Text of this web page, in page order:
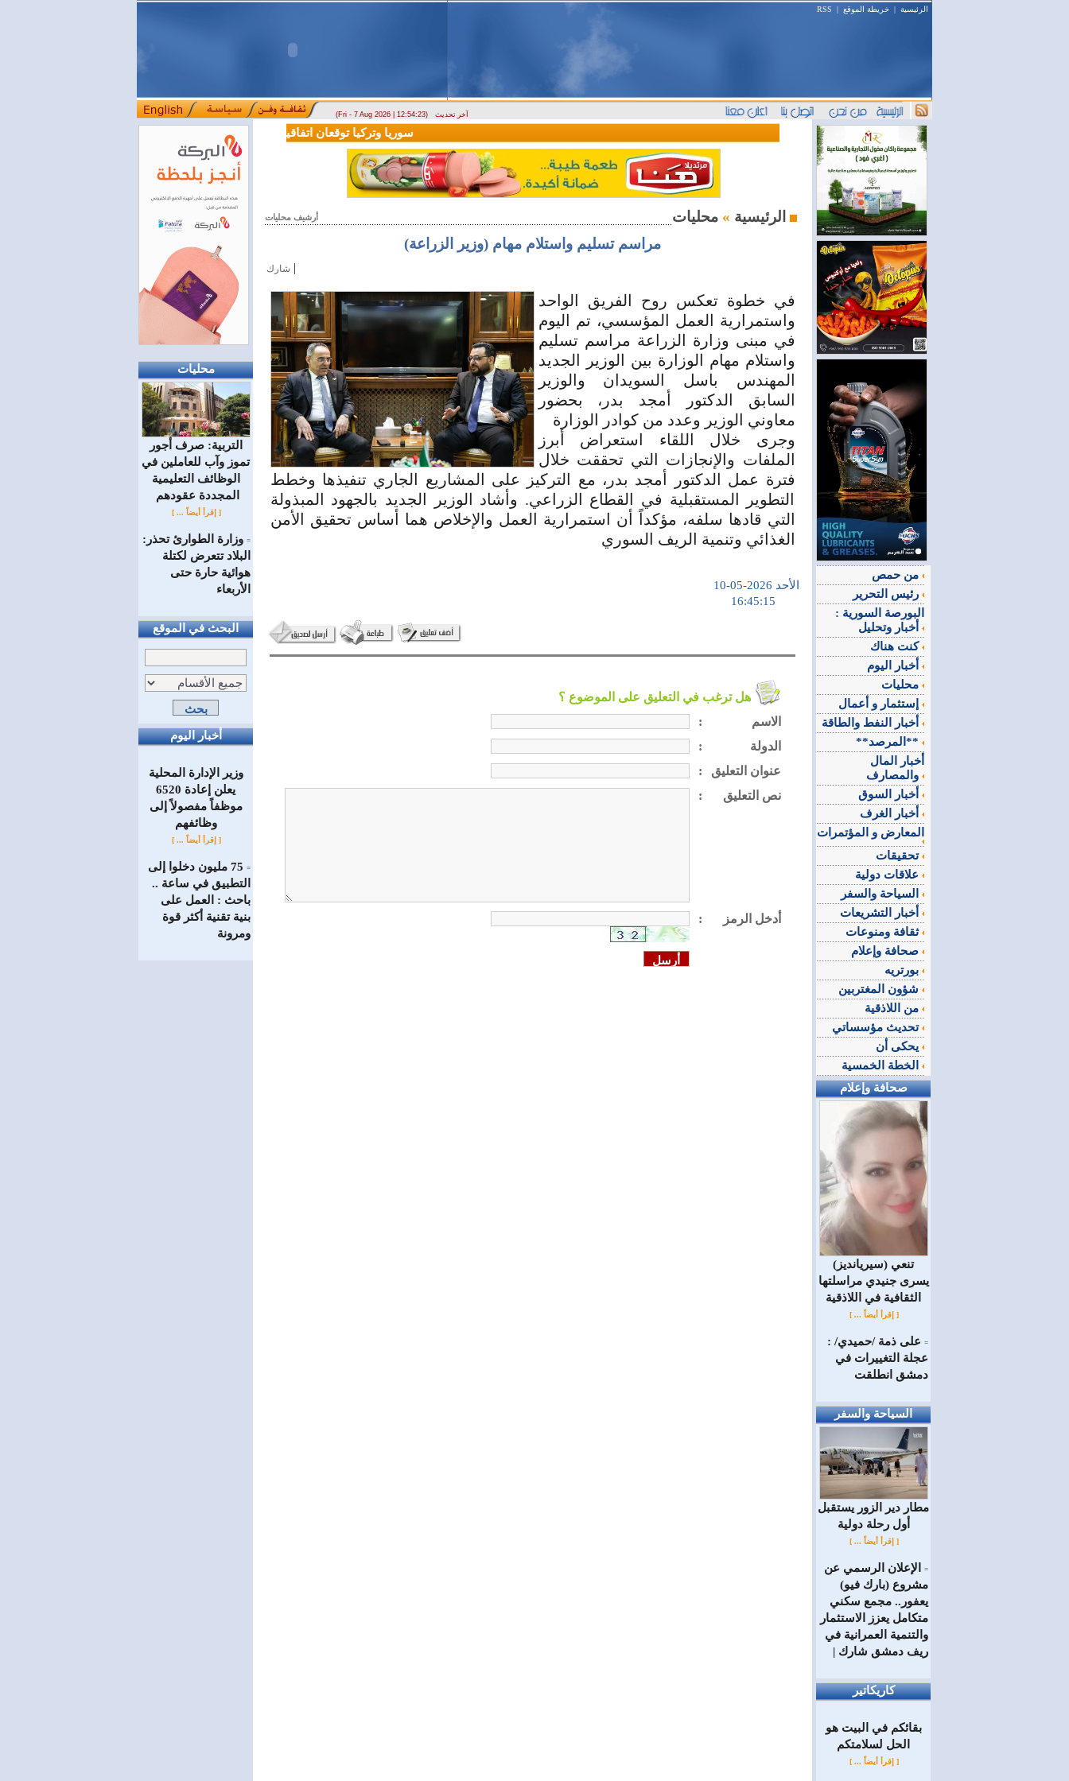
الرئيسية | خريطة الموقع |
RSS
(Fri - 7 Aug 2026 | 12:54:23) آخر تحديث
محليات
التربية: صرف أجور
تموز وآب للعاملين في
الوظائف ‏التعليمية
المجددة عقودهم ‏
[ إقرأ أيضاً ... ]
= وزارة الطوارئ تحذر:
البلاد تتعرض لكتلة
هوائية حارة حتى
الأربعاء
البحث في الموقع
أخبار اليوم
وزير الإدارة المحلية
يعلن إعادة 6520
موظفاً مفصولاً إلى
‏وظائفهم
[ إقرأ أيضاً ... ]
=
75 مليون دخلوا إلى
التطبيق في ساعة ..
باحث : العمل على
بنية تقنية أكثر قوة
ومرونة
سوريا وتركيا توقعان اتفاقية تعاون في مجالي التعليم العالي والبحث العلمي
أرشيف محليات الرئيسية »
مراسم تسليم واستلام مهام (وزير الزراعة)
شارك |
في خطوة تعكس روح الفريق الواحد
واستمرارية العمل المؤسسي، تم اليوم
في مبنى وزارة الزراعة مراسم تسليم
واستلام مهام الوزارة بين الوزير الجديد
المهندس باسل السويدان والوزير
السابق الدكتور أمجد بدر، بحضور
معاوني الوزير وعدد من كوادر الوزارة
وجرى خلال اللقاء استعراض أبرز
الملفات والإنجازات التي تحققت خلال
فترة عمل الدكتور أمجد بدر، مع التركيز على المشاريع الجاري تنفيذها وخطط
التطوير المستقبلية في القطاع الزراعي. وأشاد الوزير الجديد بالجهود المبذولة
التي قادها سلفه، مؤكداً أن استمرارية العمل والإخلاص هما أساس تحقيق الأمن
الغذائي وتنمية الريف السوري
الأحد 2026-05-10
هل ترغب في التعليق على الموضوع ؟
:
الاسم
:
الدولة
:
عنوان التعليق
:
نص التعليق
: أدخل الرمز
البورصة السورية :
كنت هناك
**المرصد**
أخبار المال
المعارض و المؤتمرات
تحقيقات
ثقافة ومنوعات
تحديث مؤسساتي
صحافة وإعلام
(سيريانديز) تنعي
يسرى جنيدي مراسلتها
الثقافية في اللاذقية
[ إقرأ أيضاً ... ]
= على ذمة /حميدي/ :
عجلة التغييرات في
دمشق انطلقت
السياحة والسفر
مطار دير الزور يستقبل
أول رحلة دولية
[ إقرأ أيضاً ... ]
=
الإعلان الرسمي عن
مشروع (بارك فيو)
يعفور.. مجمع سكني
متكامل يعزز الاستثمار
والتنمية العمرانية في
ريف دمشق شارك |
كاريكاتير
بقائكم في البيت هو
الحل لسلامتكم
[ إقرأ أيضاً ... ]